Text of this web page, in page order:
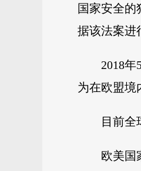
国家安全
据该法案进
2018
为在欧盟境
目前全
欧美国